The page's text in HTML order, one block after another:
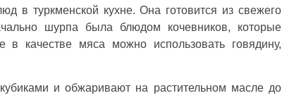
в туркменской кухне. Она готовится из свежего
шурпа была блюдом кочевников, которые
качестве мяса можно использовать говядину,
и обжаривают на растительном масле до